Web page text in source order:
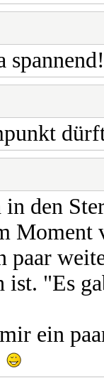
spannend!
den
Moment
paar
ist. "Es
ein